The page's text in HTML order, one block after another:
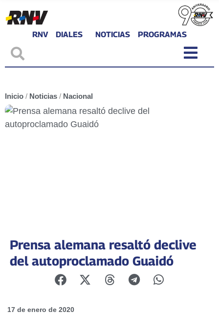
RNV DIALES NOTICIAS PROGRAMAS
Inicio / Noticias / Nacional
Prensa alemana resaltó declive
del autoproclamado Guaidó
17 de enero de 2020